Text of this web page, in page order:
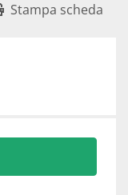
Stampa scheda